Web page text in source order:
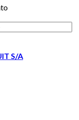
S/A